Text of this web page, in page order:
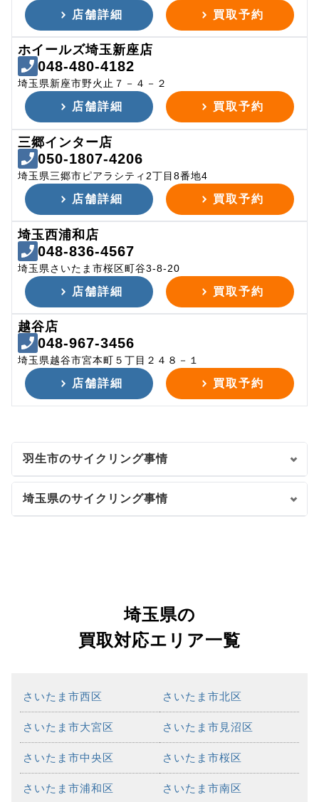
店舗詳細 買取予約
ホイールズ埼玉新座店
048-480-4182
埼玉県新座市野火止７－４－２
店舗詳細 買取予約
三郷インター店
050-1807-4206
埼玉県三郷市ピアラシティ2丁目8番地4
店舗詳細 買取予約
埼玉西浦和店
048-836-4567
埼玉県さいたま市桜区町谷3-8-20
店舗詳細 買取予約
越谷店
048-967-3456
埼玉県越谷市宮本町５丁目２４８－１
店舗詳細 買取予約
羽生市のサイクリング事情
埼玉県のサイクリング事情
埼玉県の
買取対応エリア一覧
さいたま市西区 さいたま市北区
さいたま市大宮区 さいたま市見沼区
さいたま市中央区 さいたま市桜区
さいたま市浦和区 さいたま市南区